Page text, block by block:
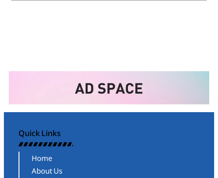
Quick Links
Home
About Us